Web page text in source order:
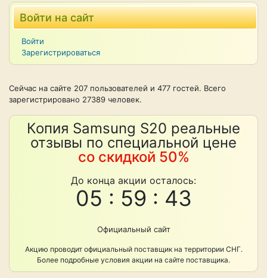
Войти на сайт
Войти
Зарегистрироваться
Сейчас на сайте 207 пользователей и 477 гостей. Всего
зарегистрировано 27389 человек.
Копия Samsung S20 реальные
отзывы по специальной цене
со скидкой 50%
До конца акции осталось:
05 : 59 : 42
Официальный сайт
Акцию проводит официальный поставщик на территории СНГ.
Более подробные условия акции на сайте поставщика.